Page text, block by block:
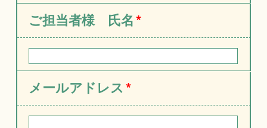
ご担当者様 氏名*
メールアドレス *